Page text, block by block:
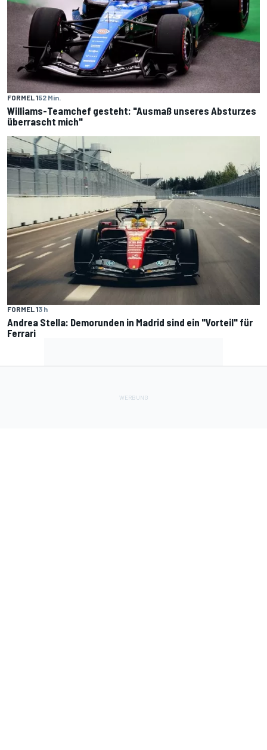
FORMEL 152 Min.
Williams-Teamchef gesteht: "Ausmaß unseres Absturzes
überrascht mich"
FORMEL 13 h
Andrea Stella: Demorunden in Madrid sind ein "Vorteil" für
Ferrari